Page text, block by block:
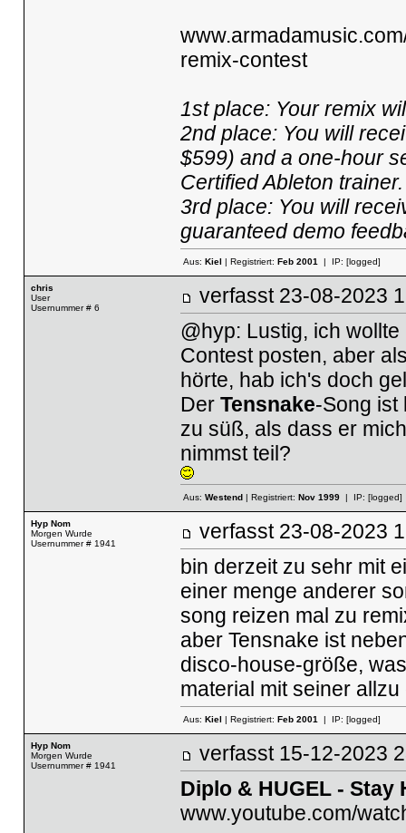
remix-contest
1st place: Your remix
2nd place: You will
$599) and a one-hour
Certified Ableton trainer.
3rd place: You will
guaranteed demo
Aus: Kiel | Registriert: Feb 2001| IP: [logged]
chris
User
Usernummer # 6
verfasst 23-08-
@hyp: Lustig, ich
Contest posten, aber
hörte, hab ich's doch
Der Tensnake-Song ist
zu süß, als dass er
nimmst teil?
Aus: Westend| Registriert: Nov 1999| IP: [logged]
Hyp Nom
Morgen Wurde
Usernummer # 1941
verfasst 23-08-
bin derzeit zu sehr mit
einer menge anderer
song reizen mal zu
aber Tensnake ist
disco-house-größe,
material mit seiner
Aus: Kiel | Registriert: Feb 2001| IP: [logged]
Hyp Nom
Morgen Wurde
Usernummer # 1941
verfasst 15-12-
Diplo & HUGEL -
www.youtube.com/